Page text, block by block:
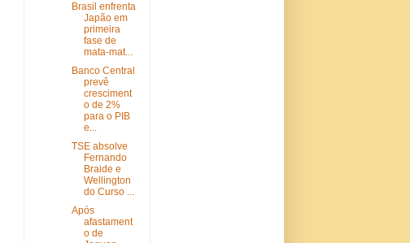
Brasil enfrenta
Japão em
primeira
fase de
mata-mat...
Banco Central
prevê
cresciment
o de 2%
para o PIB
e...
TSE absolve
Fernando
Braide e
Wellington
do Curso ...
Após
afastament
o de